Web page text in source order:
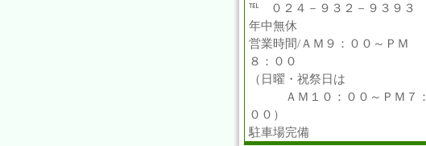
℡ ０２４－９３２－９３９３
年中無休
営業時間/ＡＭ９：００～ＰＭ
８：００
（日曜・祝祭日は
ＡＭ１０：００～ＰＭ７：
００）
駐車場完備